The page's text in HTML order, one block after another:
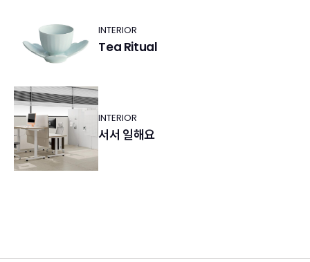
INTERIOR
Tea Ritual
INTERIOR
서서 일해요